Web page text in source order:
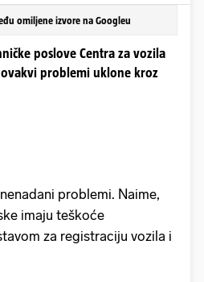
omiljene izvore na Googleu
poslove Centra za vozila
ovakvi problemi uklone kroz
problemi. Naime,
imaju teškoće
za registraciju vozila i